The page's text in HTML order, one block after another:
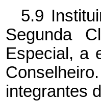
5.9
Segunda
Especial, a
integrantes